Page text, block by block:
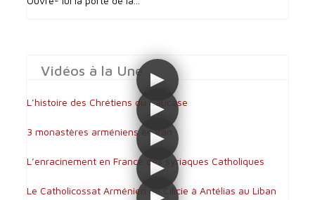
Vidéos à la Une
L’histoire des Chrétiens du Caucase
3 monastères arméniens en Iran
L’enracinement en France des syriaques Catholiques
Le Catholicossat Arménien de Cilicie à Antélias au Liban